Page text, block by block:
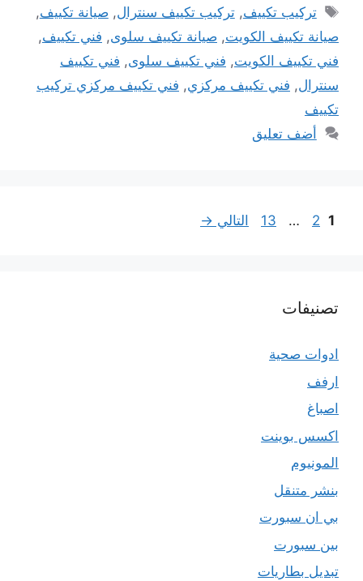
الوسوم
تركيب تكييف,تركيب تكييف سنترال,صيانة تكييف,
صيانة تكييف الكويت, صيانة تكييف سلوى, فني تكييف,
فني تكييف الكويت, فني تكييف سلوى, فني تكييف
سنترال, فني تكييف مركزي, فني تكييف مركزي تركيب
تكييف
أضف تعليق
Page
1
Page
2
…
Page
13 التالي →
تصنيفات
ادوات صحية
ارفف
اصباغ
اكسس بوينت
المونيوم
بنشر متنقل
بي ان سبورت
بين سبورت
تبديل بطاريات